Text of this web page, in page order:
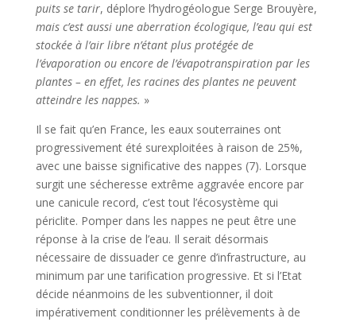
puits se tarir, déplore l’hydrogéologue Serge Brouyère,
mais c’est aussi une aberration écologique, l’eau qui est
stockée à l’air libre n’étant plus protégée de
l’évaporation ou encore de l’évapotranspiration par les
plantes – en effet, les racines des plantes ne peuvent
atteindre les nappes. »
Il se fait qu’en France, les eaux souterraines ont
progressivement été surexploitées à raison de 25%,
avec une baisse significative des nappes (7). Lorsque
surgit une sécheresse extrême aggravée encore par
une canicule record, c’est tout l’écosystème qui
périclite. Pomper dans les nappes ne peut être une
réponse à la crise de l’eau. Il serait désormais
nécessaire de dissuader ce genre d’infrastructure, au
minimum par une tarification progressive. Et si l’Etat
décide néanmoins de les subventionner, il doit
impérativement conditionner les prélèvements à de